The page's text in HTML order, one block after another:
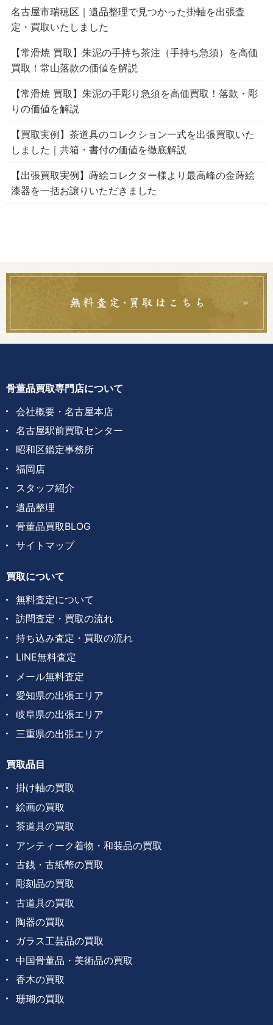
名古屋市瑞穂区｜遺品整理で見つかった掛軸を出張査
定・買取いたしました
【常滑焼 買取】朱泥の手持ち茶注（手持ち急須）を高価
買取！常山落款の価値を解説
【常滑焼 買取】朱泥の手彫り急須を高価買取！落款・彫
りの価値を解説
【買取実例】茶道具のコレクション一式を出張買取いた
しました｜共箱・書付の価値を徹底解説
【出張買取実例】蒔絵コレクター様より最高峰の金蒔絵
漆器を一括お譲りいただきました
骨董品買取専門店について
会社概要・名古屋本店
名古屋駅前買取センター
昭和区鑑定事務所
福岡店
スタッフ紹介
遺品整理
骨董品買取BLOG
サイトマップ
買取について
無料査定について
訪問査定・買取の流れ
持ち込み査定・買取の流れ
LINE無料査定
メール無料査定
愛知県の出張エリア
岐阜県の出張エリア
三重県の出張エリア
買取品目
掛け軸の買取
絵画の買取
茶道具の買取
アンティーク着物・和装品の買取
古銭・古紙幣の買取
彫刻品の買取
古道具の買取
陶器の買取
ガラス工芸品の買取
中国骨董品・美術品の買取
香木の買取
珊瑚の買取